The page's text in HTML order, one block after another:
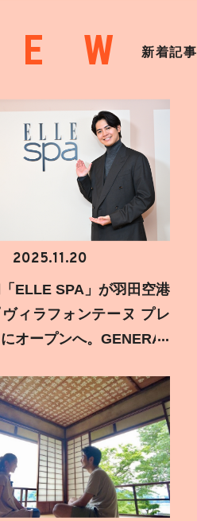
新着記事
2025.11.20
「ELLE SPA」が羽田空港
ィラフォンテーヌ プレ
オープンへ。GENERAT
け！